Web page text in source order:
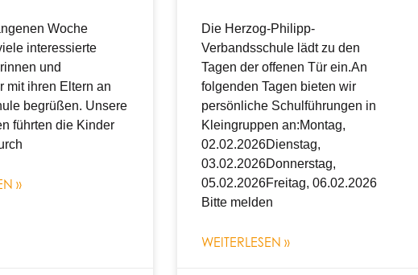
Woche
interessierte
und
mit ihren Eltern an
begrüßen. Unsere
führten die Kinder
»
Die Herzog-Philipp-
Verbandsschule lädt zu den
Tagen der offenen Tür ein.An
folgenden Tagen bieten wir
persönliche Schulführungen in
Kleingruppen an:Montag,
02.02.2026Dienstag,
03.02.2026Donnerstag,
05.02.2026Freitag, 06.02.2026
Bitte melden
WEITERLESEN »